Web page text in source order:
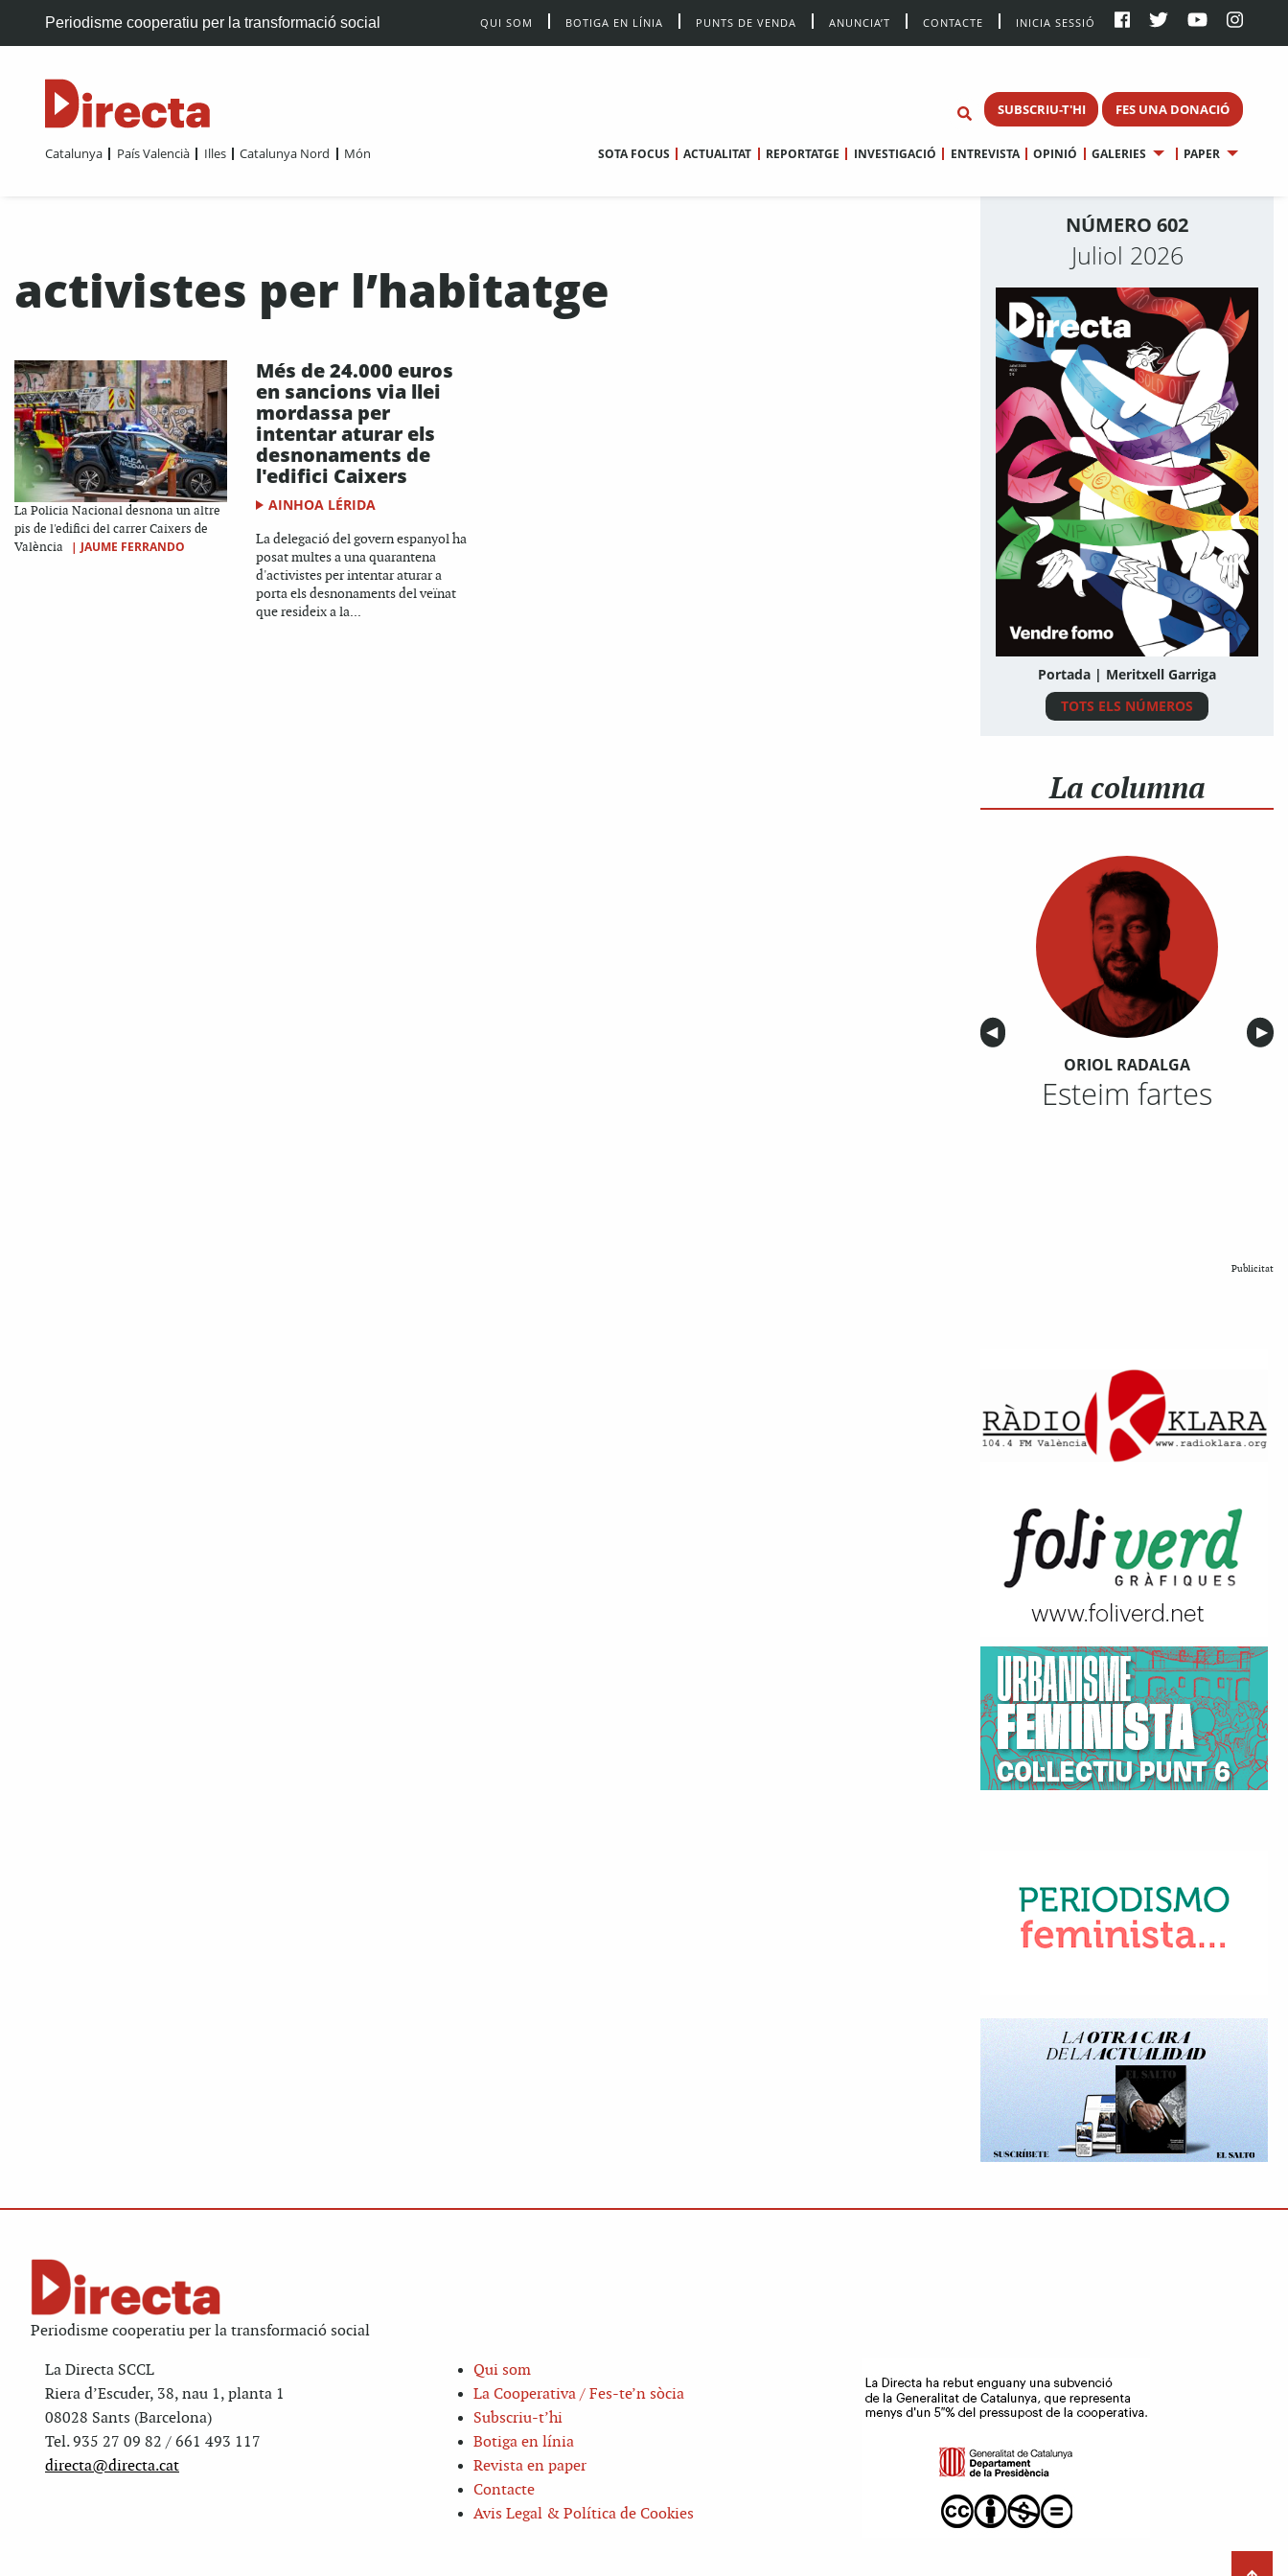
Periodisme cooperatiu per la transformació social QUI SOM BOTIGA EN LÍNIA PUNTS DE VENDA ANUNCIA’T CONTACTE INICIA SESSIÓ
SUBSCRIU-T'HI FES UNA DONACIÓ
Catalunya País Valencià Illes Catalunya Nord Món SOTA FOCUS ACTUALITAT REPORTATGE INVESTIGACIÓ ENTREVISTA OPINIÓ GALERIES PAPER
activistes per l’habitatge
La Policia Nacional desnona un altre
pis de l'edifici del carrer Caixers de
València
| JAUME FERRANDO
Més de 24.000 euros
en sancions via llei
mordassa per
intentar aturar els
desnonaments de
l'edifici Caixers
AINHOA LÉRIDA
La delegació del govern espanyol ha
posat multes a una quarantena
d'activistes per intentar aturar a
porta els desnonaments del veïnat
que resideix a la...
NÚMERO 602
Juliol 2026
Portada | Meritxell Garriga
TOTS ELS NÚMEROS
La columna
Anterior
◀︎ ▶︎
ORIOL RADALGA
Esteim fartes
Publicitat
Periodisme cooperatiu per la transformació social
La Directa SCCL
Riera d’Escuder, 38, nau 1, planta 1
08028 Sants (Barcelona)
Tel. 935 27 09 82 / 661 493 117
directa@directa.cat
Qui som
La Cooperativa / Fes-te’n sòcia
Subscriu-t’hi
Botiga en línia
Revista en paper
Contacte
Avis Legal & Política de Cookies